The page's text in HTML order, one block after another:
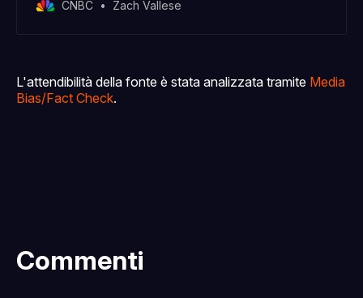
CNBC Zach Vallese
L'attendibilità della fonte è stata analizzata tramite Media
Bias/Fact Check.
Commenti